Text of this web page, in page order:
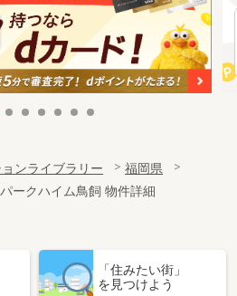
ンライブラリー
福岡県
パークハイム鳥飼 物件詳細
「住みたい街」
を見つけよう